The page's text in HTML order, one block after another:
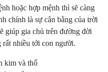
hoặc hợp mệnh thì sẽ càng
chính là sự cân bằng của trời
giúp gia chủ trên đường đời
rất nhiều tới con người.
kim và thổ